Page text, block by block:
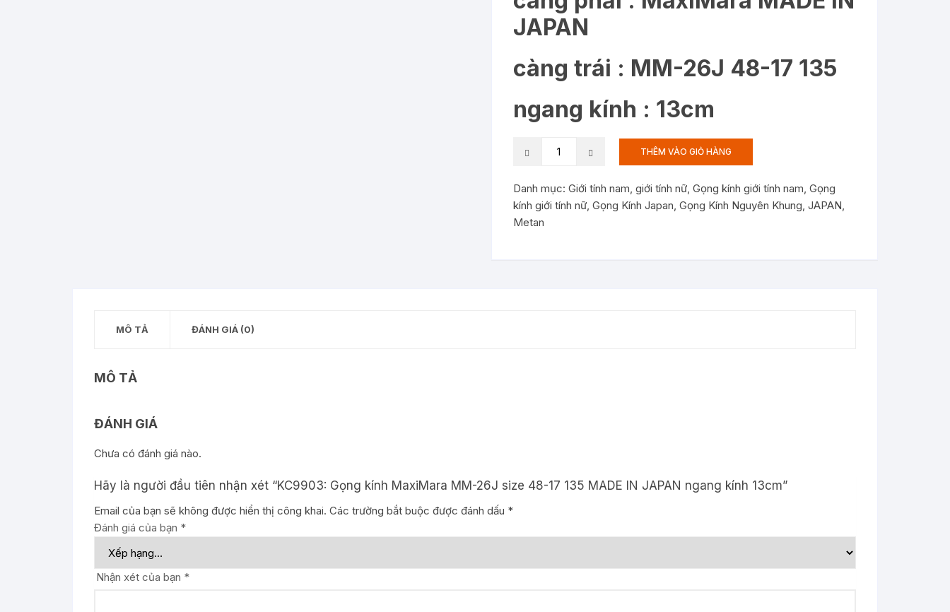
JAPAN
càng trái : MM-26J 48-17 135
ngang kính : 13cm
KC9903:
MaxiMara
MM-
26J
THÊM VÀO GIỎ HÀNG
Danh mục: Giới tính nam, giới tính nữ, Gọng kính giới tính nam, Gọng
kính giới tính nữ, Gọng Kính Japan, Gọng Kính Nguyên Khung, JAPAN,
Metan
MÔ TẢ ĐÁNH GIÁ (0)
MÔ TẢ
ĐÁNH GIÁ
Chưa có đánh giá nào.
Hãy là người đầu tiên nhận xét “KC9903: Gọng kính MaxiMara MM-26J size 48-17 135 MADE IN JAPAN ngang kính 13cm”
Email của bạn sẽ không được hiển thị công khai. Các trường bắt buộc được đánh dấu *
Đánh giá của bạn *
Nhận xét của bạn *